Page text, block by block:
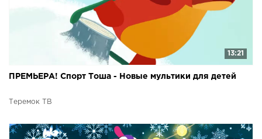
13:21
ПРЕМЬЕРА! Спорт Тоша - Новые мультики для детей
Теремок ТВ